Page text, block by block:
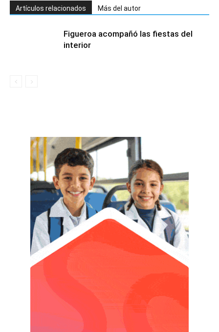
Artículos relacionados Más del autor
Figueroa acompañó las fiestas del
interior